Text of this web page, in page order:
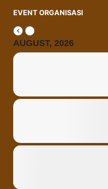
EVENT ORGANISASI
AUGUST, 2026